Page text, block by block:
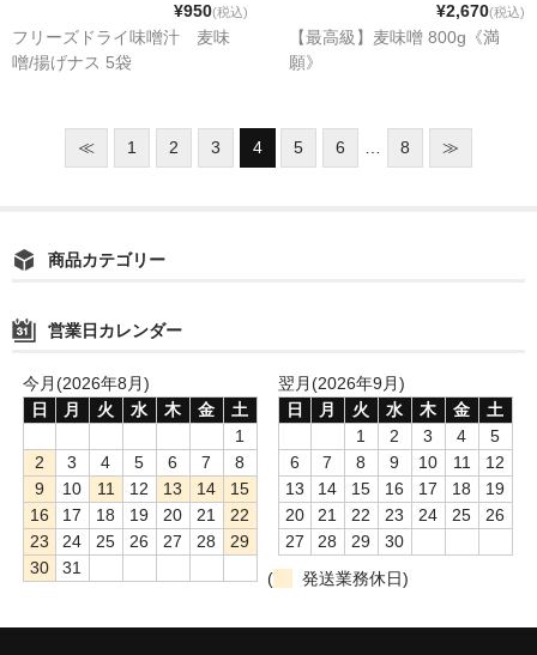
¥950(税込)
フリーズドライ味噌汁 麦味
噌/揚げナス 5袋
¥2,670(税込)
【最高級】麦味噌 800g《満
願》
≪ 1 2 3 4 5 6 8 ≫
商品カテゴリー
営業日カレンダー
今月(2026年8月)
日
月 火 水 木 金
土
1
2
3 4 5 6 7
8
9
10 11 12 13 14
15
16
17 18 19 20 21
22
23
24 25 26 27 28
29
30
31
翌月(2026年9月)
日
月 火 水 木 金
土
1
2 3 4
5
6
7 8 9 10 11
12
13
14 15 16 17 18
19
20
21 22 23 24 25
26
27
28 29
30
(
発送業務休日)